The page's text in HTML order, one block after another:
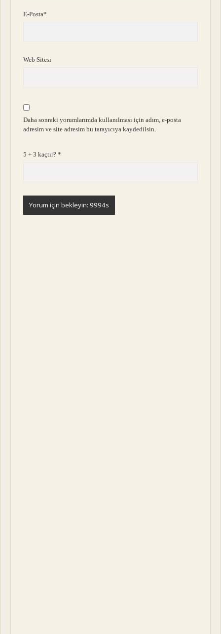
E-Posta*
Web Sitesi
Daha sonraki yorumlarımda kullanılması için adım, e-posta
adresim ve site adresim bu tarayıcıya kaydedilsin.
5 + 3 kaçtır?*